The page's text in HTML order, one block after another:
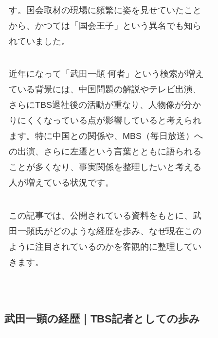
す。国会取材の現場に頻繁に姿を見せていたこと
から、かつては「国会王子」という異名でも知ら
れていました。
近年になって「武田一顕 何者」という検索が増え
ている背景には、中国問題の解説やテレビ出演、
さらにTBS退社後の活動が重なり、人物像が分か
りにくくなっている点が影響していると考えられ
ます。特に中国との関係や、MBS（毎日放送）へ
の出演、さらに左遷という言葉とともに語られる
ことが多くなり、事実関係を整理したいと考える
人が増えている状況です。
この記事では、公開されている資料をもとに、武
田一顕氏がどのような経歴を歩み、なぜ現在この
ように注目されているのかを客観的に整理してい
きます。
武田一顕の経歴｜TBS記者としての歩み